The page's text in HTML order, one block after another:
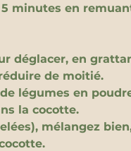
minutes en
déglacer, en
de moitié.
légumes en
la cocotte.
mélangez